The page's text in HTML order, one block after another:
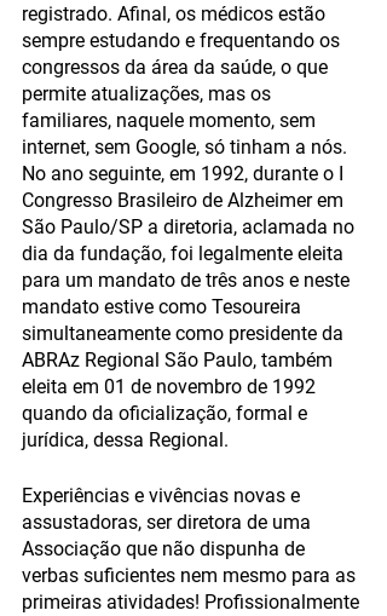
registrado. Afinal, os médicos estão
sempre estudando e frequentando os
congressos da área da saúde, o que
permite atualizações, mas os
familiares, naquele momento, sem
internet, sem Google, só tinham a nós.
No ano seguinte, em 1992, durante o I
Congresso Brasileiro de Alzheimer em
São Paulo/SP a diretoria, aclamada no
dia da fundação, foi legalmente eleita
para um mandato de três anos e neste
mandato estive como Tesoureira
simultaneamente como presidente da
ABRAz Regional São Paulo, também
eleita em 01 de novembro de 1992
quando da oficialização, formal e
jurídica, dessa Regional.
Experiências e vivências novas e
assustadoras, ser diretora de uma
Associação que não dispunha de
verbas suficientes nem mesmo para as
primeiras atividades! Profissionalmente